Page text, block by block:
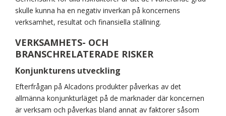
skulle kunna ha en negativ inverkan på koncernens
verksamhet, resultat och finansiella ställning.
VERKSAMHETS- OCH
BRANSCHRELATERADE RISKER
Konjunkturens utveckling
Efterfrågan på Alcadons produkter påverkas av det
allmänna konjunkturläget på de marknader där koncernen
är verksam och påverkas bland annat av faktorer såsom